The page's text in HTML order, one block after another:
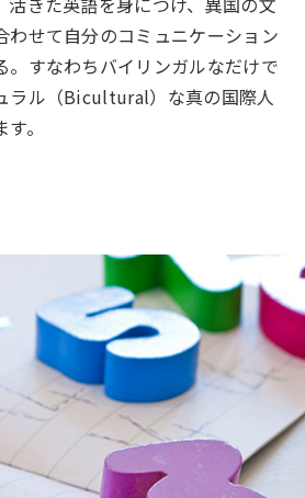
わせて自分のコミュニケーション
。すなわちバイリンガルなだけで
ラル（Bicultural）な真の国際人
。